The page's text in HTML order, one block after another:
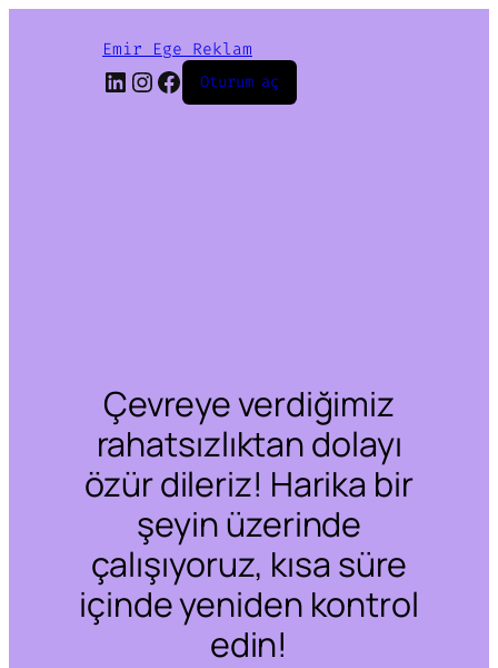
Emir Ege Reklam
LinkedIn
Instagram
Facebook
Oturum aç
Çevreye verdiğimiz
rahatsızlıktan dolayı
özür dileriz! Harika bir
şeyin üzerinde
çalışıyoruz, kısa süre
içinde yeniden kontrol
edin!